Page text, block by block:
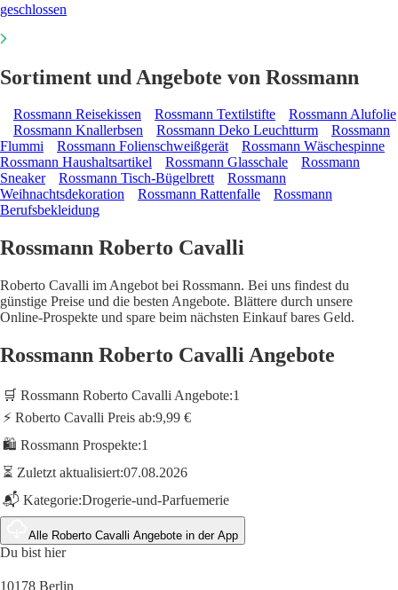
geschlossen
Sortiment und Angebote von Rossmann
Rossmann Reisekissen Rossmann Textilstifte
Rossmann Alufolie
Rossmann Knallerbsen
Rossmann Deko Leuchtturm
Rossmann
Flummi
Rossmann Folienschweißgerät
Rossmann Wäschespinne
Rossmann Haushaltsartikel
Rossmann Glasschale
Rossmann
Sneaker
Rossmann Tisch-Bügelbrett
Rossmann
Weihnachtsdekoration
Rossmann Rattenfalle
Rossmann
Berufsbekleidung
Rossmann Roberto Cavalli
Roberto Cavalli im Angebot bei Rossmann. Bei uns findest du
günstige Preise und die besten Angebote. Blättere durch unsere
Online-Prospekte und spare beim nächsten Einkauf bares Geld.
Rossmann Roberto Cavalli Angebote
🛒 Rossmann Roberto Cavalli Angebote:1
⚡ Roberto Cavalli Preis ab:9,99 €
🛍️ Rossmann Prospekte:1
⏳ Zuletzt aktualisiert:07.08.2026
📬 Kategorie:Drogerie-und-Parfuemerie
Alle Roberto Cavalli Angebote in der App
Du bist hier
10178 Berlin